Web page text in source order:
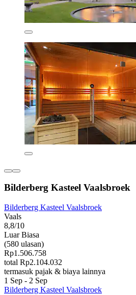
Bilderberg Kasteel Vaalsbroek
Bilderberg Kasteel Vaalsbroek
Vaals
8,8/10
Luar Biasa
(580 ulasan)
Rp1.506.758
total Rp2.104.032
termasuk pajak & biaya lainnya
1 Sep - 2 Sep
Bilderberg Kasteel Vaalsbroek